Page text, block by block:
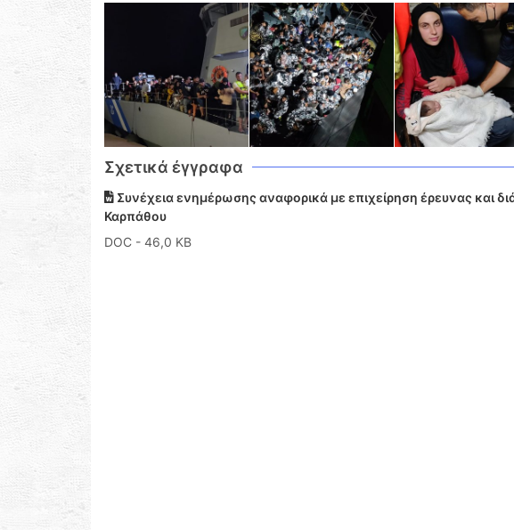
Σχετικά έγγραφα
Συνέχεια ενημέρωσης αναφορικά με επιχείρηση έρευνας και
Καρπάθου
DOC - 46,0 KB